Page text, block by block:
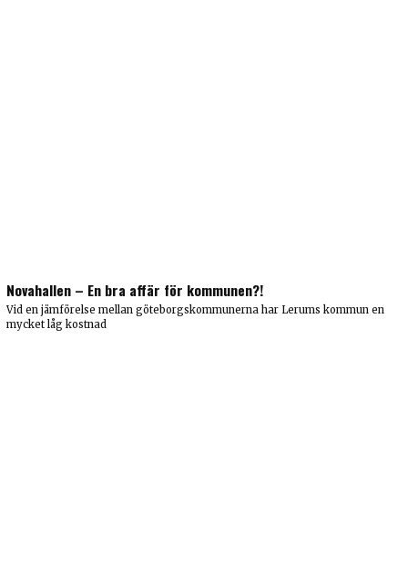
Novahallen – En bra affär för kommunen?!
Vid en jämförelse mellan göteborgskommunerna har Lerums kommun en
mycket låg kostnad